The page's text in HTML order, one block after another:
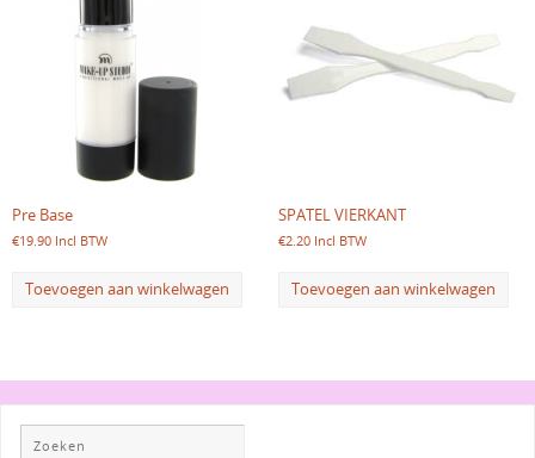
Pre Base
€19.90 Incl BTW
Toevoegen aan winkelwagen
SPATEL VIERKANT
€2.20 Incl BTW
Toevoegen aan winkelwagen